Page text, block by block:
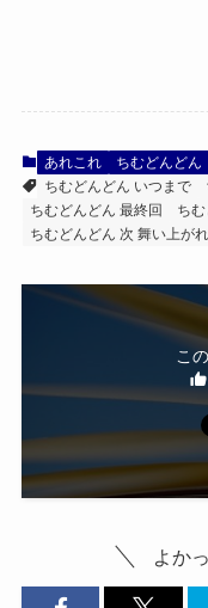
あれこれ
ちむどんどん
ちむどんどん いつまで
ちむどんどん 最終回
ち
ちむどんどん 次 舞い上がれ
こ
よか